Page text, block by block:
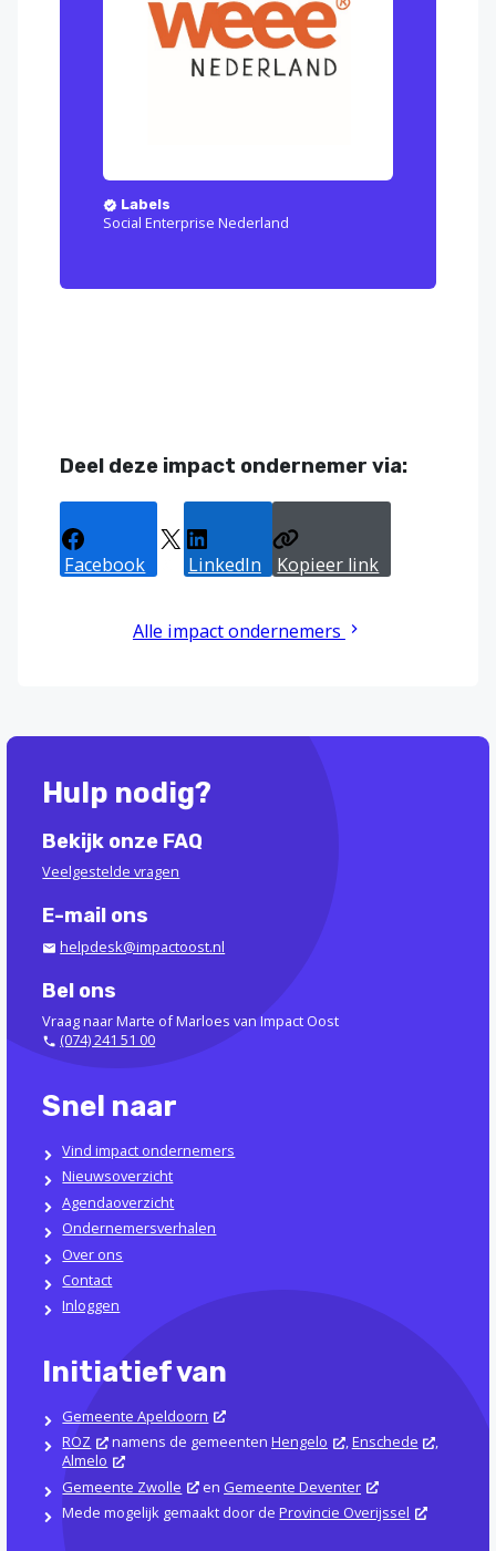
Labels
Social Enterprise Nederland
Deel deze impact ondernemer via:
Facebook LinkedIn Kopieer link
Alle impact ondernemers
Hulp nodig?
Bekijk onze FAQ
Veelgestelde vragen
E-mail ons
helpdesk@impactoost.nl
Bel ons
Vraag naar Marte of Marloes van Impact Oost
(074) 241 51 00
Snel naar
Vind impact ondernemers
Nieuwsoverzicht
Agendaoverzicht
Ondernemersverhalen
Over ons
Contact
Inloggen
Initiatief van
Gemeente Apeldoorn
ROZ
namens de gemeentenHengelo ,Enschede
,
Almelo
Gemeente Zwolle
en Gemeente Deventer
Mede mogelijk gemaakt door deProvincie Overijssel